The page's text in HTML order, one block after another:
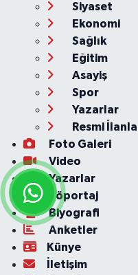
Siyaset
Ekonomi
Sağlık
Eğitim
Asayiş
Spor
Yazarlar
Resmi
Foto Galeri
Video
Yazarlar
Röportaj
Biyografi
Anketler
Künye
İletişim